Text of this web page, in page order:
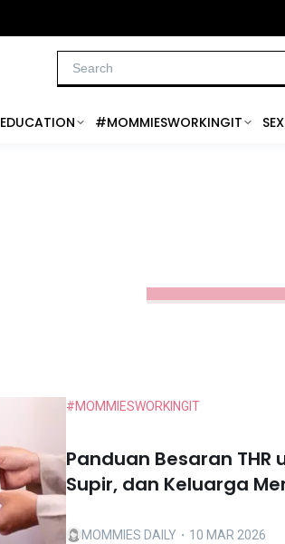
EDUCATION #MOMMIESWORKINGIT
#MOMMIESWORKINGIT
Panduan Besaran THR
Supir, dan Keluarga
MOMMIES DAILY ・10 MAR 2026